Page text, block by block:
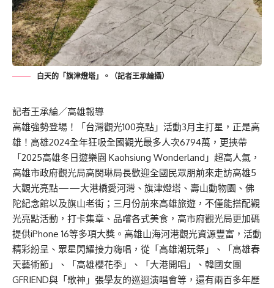
白天的「旗津燈塔」。（記者王承綸攝）
記者王承綸／高雄報導
高雄強勢登場！「台灣觀光100亮點」活動3月主打星，正是高
雄！高雄2024全年狂吸全國觀光最多人次6794萬，更挾帶
「2025高雄冬日遊樂園 Kaohsiung Wonderland」超高人氣，
高雄市政府觀光局高閔琳局長歡迎全國民眾朋前來走訪高雄5
大觀光亮點——大港橋愛河灣、旗津燈塔、壽山動物園、佛
陀紀念館以及旗山老街；三月份前來高雄旅遊，不僅能搭配觀
光亮點活動，打卡集章、品嚐各式美食，高市府觀光局更加碼
提供iPhone 16等多項大獎。高雄山海河港觀光資源豐富，活動
精彩紛呈、眾星閃耀接力嗨唱，從「高雄潮玩祭」、「高雄春
天藝術節」、「高雄櫻花季」、「大港開唱」、韓國女團
GFRIEND與「歌神」張學友的巡迴演唱會等，還有兩百多年歷